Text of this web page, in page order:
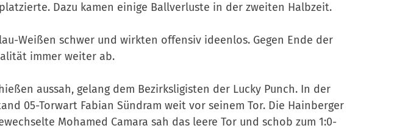
Dazu kamen einige Ballverluste in der zweiten Halbzeit.
Weißen schwer und wirkten offensiv ideenlos. Gegen Ende der
immer weiter ab.
aussah, gelang dem Bezirksligisten der Lucky Punch. In der
05-Torwart Fabian Sündram weit vor seinem Tor. Die Hainberger
Mohamed Camara sah das leere Tor und schob zum 1:0-